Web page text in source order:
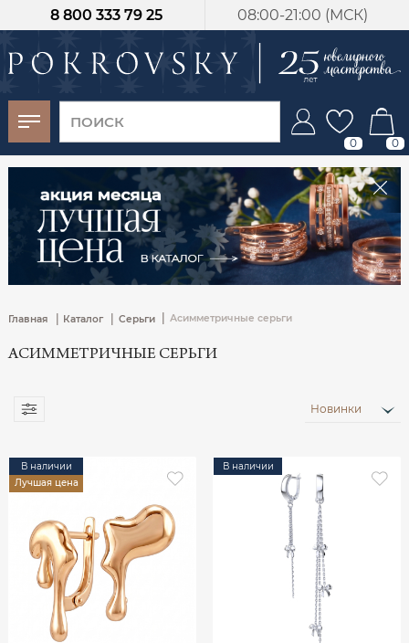
08:00-21:00 (МСК)
8 800 333 79 25
0 0
Главная | Каталог | Серьги Асимметричные серьги
АСИММЕТРИЧНЫЕ СЕРЬГИ
Новинки
В наличии
Лучшая цена
В наличии
-30%
от 15 дней с
момента оплаты